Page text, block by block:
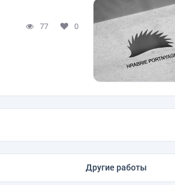
77 0
Другие работы